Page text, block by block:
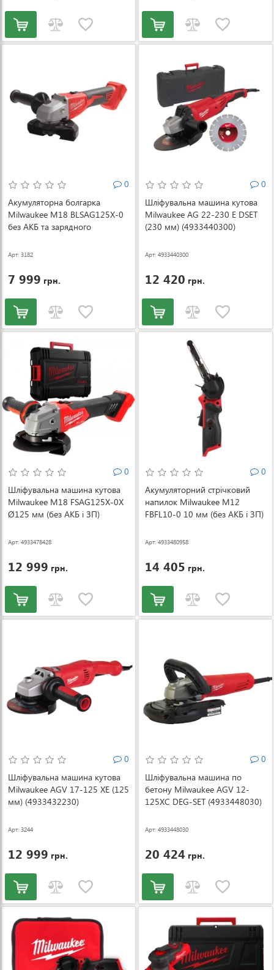
0
Акумуляторна болгарка
Milwaukee M18 BLSAG125X-0
без АКБ та зарядного
Арт: 3182
7 999 грн.
0
Шліфувальна машина кутова
Milwaukee AG 22-230 E DSET
(230 мм) (4933440300)
Арт: 4933440300
12 420 грн.
0
Шліфувальна машина кутова
Milwaukee M18 FSAG125X-0X
Ø125 мм (без АКБ і ЗП)
Арт: 4933478428
12 999 грн.
0
Акумуляторний стрічковий
напилок Milwaukee M12
FBFL10-0 10 мм (без АКБ і ЗП)
Арт: 4933480958
14 405 грн.
0
Шліфувальна машина кутова
Milwaukee AGV 17-125 XE (125
мм) (4933432230)
Арт: 3244
12 999 грн.
0
Шліфувальна машина по
бетону Milwaukee AGV 12-
125XC DEG-SET (4933448030)
Арт: 4933448030
20 424 грн.